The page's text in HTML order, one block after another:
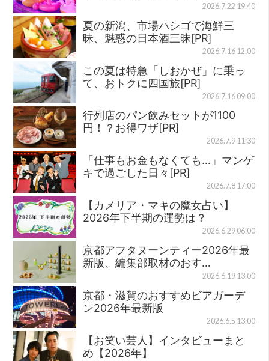
2026.7.22 19:40
夏の新潟、市場ハシゴで海鮮三
昧、魅惑の日本酒三昧[PR]
2026.7.16 12:00
この夏は特急「しおかぜ」に乗っ
て、おトクに四国旅[PR]
2026.7.16 09:00
行列店のパン飲みセットが1100
円！？お得ワザ[PR]
2026.7.9 11:30
「仕事もお金もなくても…」マンゲ
キで過ごした日々[PR]
2026.7.8 17:00
【カメリア・マキの魔女占い】
2026年下半期の運勢は？
2026.6.29 06:00
京都アフタヌーンティー2026年最
新版、編集部取材のおす…
2026.6.19 13:00
京都・滋賀のおすすめビアガーデ
ン2026年最新版
2026.6.5 13:00
【お笑い芸人】インタビューまと
め【2026年】